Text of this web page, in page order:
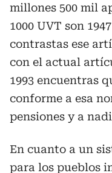
millones 500 mil
1000 UVT son
contrastas ese
con el actual
1993 encuentras
conforme a esa
pensiones y a
En cuanto a un
para los pueblos